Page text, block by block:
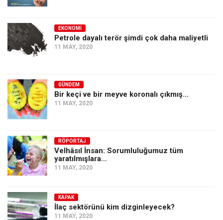
Türkiye
Siyaset
Dünya
Asya
Amerika
Avustralya
Tarih
Düşünce
Dosyalar
EKONOMI
Petrole dayalı terör şimdi çok daha maliyetli
11 MAY, 2020
GÜNDEM
Bir keçi ve bir meyve koronalı çıkmış…
11 MAY, 2020
RÖPORTAJ
Velhâsıl İnsan: Sorumluluğumuz tüm
yaratılmışlara…
11 MAY, 2020
KAPAK
İlaç sektörünü kim dizginleyecek?
11 MAY, 2020